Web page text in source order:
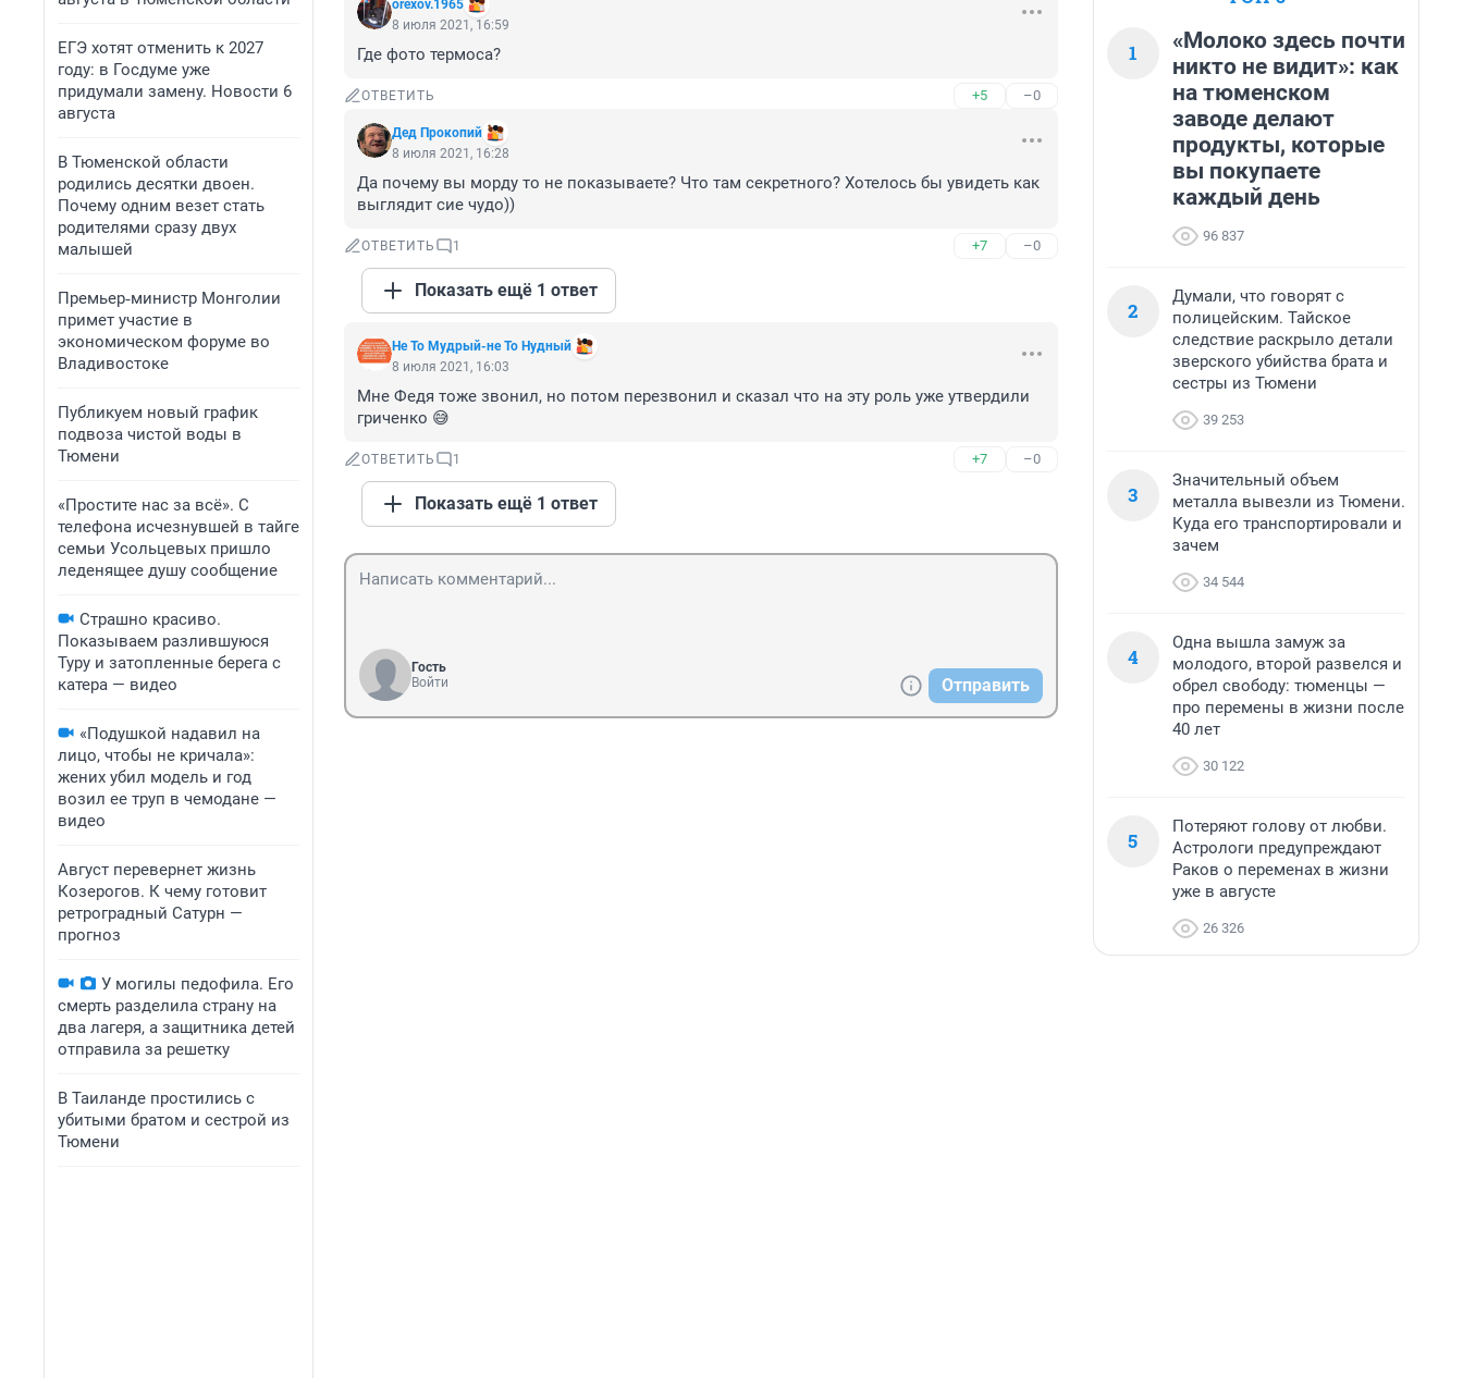
ЕГЭ хотят отменить к 2027
году: в Госдуме уже
придумали замену. Новости 6
августа
В Тюменской области
родились десятки двоен.
Почему одним везет стать
родителями сразу двух
малышей
Премьер‑министр Монголии
примет участие в
экономическом форуме во
Владивостоке
Публикуем новый график
подвоза чистой воды в
Тюмени
«Простите нас за всё». С
телефона исчезнувшей в тайге
семьи Усольцевых пришло
леденящее душу сообщение
Страшно красиво.
Показываем разлившуюся
Туру и затопленные берега с
катера — видео
«Подушкой надавил на
лицо, чтобы не кричала»:
жених убил модель и год
возил ее труп в чемодане —
видео
Август перевернет жизнь
Козерогов. К чему готовит
ретроградный Сатурн —
прогноз
У могилы педофила. Его
смерть разделила страну на
два лагеря, а защитника детей
отправила за решетку
В Таиланде простились с
убитыми братом и сестрой из
Тюмени
orexov.1965
8 июля 2021, 16:59
Где фото термоса?
ОТВЕТИТЬ +5 –0
Дед Прокопий
8 июля 2021, 16:28
Да почему вы морду то не показываете? Что там секретного? Хотелось бы увидеть как
выглядит сие чудо))
ОТВЕТИТЬ 1 +7 –0
Показать ещё 1 ответ
Не То Мудрый-не То Нудный
8 июля 2021, 16:03
Мне Федя тоже звонил, но потом перезвонил и сказал что на эту роль уже утвердили
гриченко 😅
ОТВЕТИТЬ 1 +7 –0
Показать ещё 1 ответ
Гость
Войти
Отправить
1
«Молоко здесь почти
никто не видит»: как
на тюменском
заводе делают
продукты, которые
вы покупаете
каждый день
96 837
2
Думали, что говорят с
полицейским. Тайское
следствие раскрыло детали
зверского убийства брата и
сестры из Тюмени
39 253
3
Значительный объем
металла вывезли из Тюмени.
Куда его транспортировали и
зачем
34 544
4
Одна вышла замуж за
молодого, второй развелся и
обрел свободу: тюменцы —
про перемены в жизни после
40 лет
30 122
5
Потеряют голову от любви.
Астрологи предупреждают
Раков о переменах в жизни
уже в августе
26 326